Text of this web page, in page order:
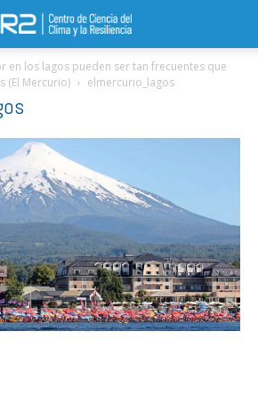
en los lagos pueden ser tan frecuentes que
(El Mercurio)
elmercurio_lagos